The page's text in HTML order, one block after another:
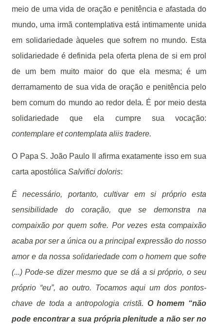
meio de uma vida de oração e penitência e afastada do
mundo, uma irmã contemplativa está intimamente unida
em solidariedade àqueles que sofrem no mundo. Esta
solidariedade é definida pela oferta plena de si em prol
de um bem muito maior do que ela mesma; é um
derramamento de sua vida de oração e penitência pelo
bem comum do mundo ao redor dela. É por meio desta
solidariedade que ela cumpre sua vocação:
contemplare et contemplata aliis tradere.
O Papa S. João Paulo II afirma exatamente isso em sua
carta apostólica Salvifici doloris:
É necessário, portanto, cultivar em si próprio esta
sensibilidade do coração, que se demonstra na
compaixão por quem sofre. Por vezes esta compaixão
acaba por ser a única ou a principal expressão do nosso
amor e da nossa solidariedade com o homem que sofre
(...) Pode-se dizer mesmo que se dá a si próprio, o seu
próprio “eu”, ao outro. Tocamos aqui um dos pontos-
chave de toda a antropologia cristã. O homem “não
pode encontrar a sua própria plenitude a não ser no